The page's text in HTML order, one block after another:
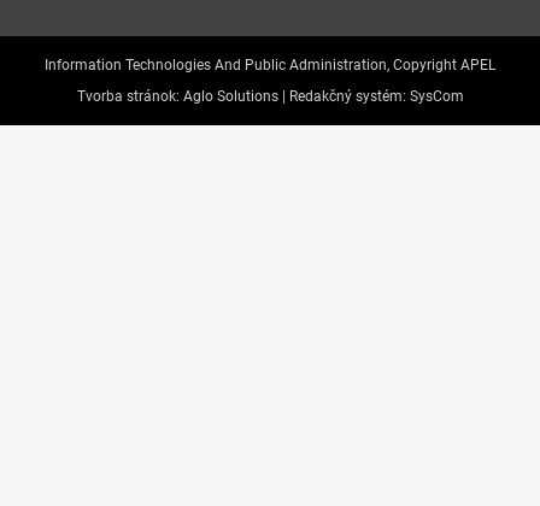
Information Technologies And Public Administration, Copyright APEL
Tvorba stránok: Aglo Solutions | Redakčný systém: SysCom